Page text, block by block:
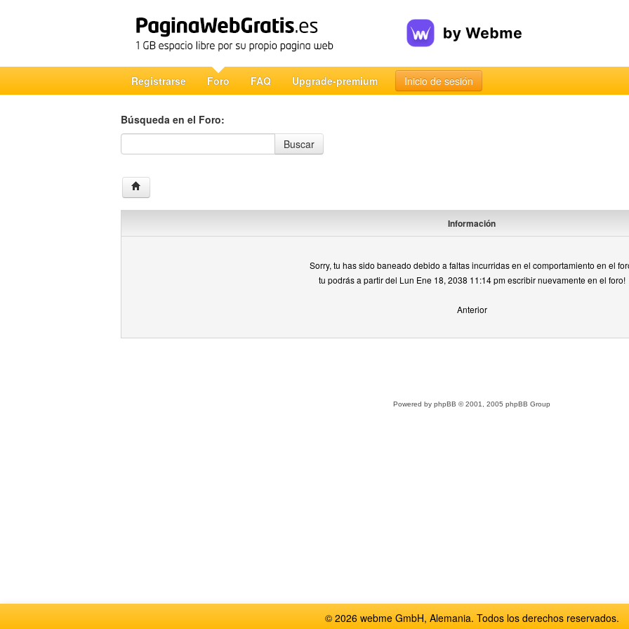
Registrarse Foro FAQ Upgrade-premium Inicio de sesión
Búsqueda en el Foro:
Búsqueda en el Foro
Buscar
Información
Sorry, tu has sido baneado debido a faltas incurridas en el comportamiento en el
tu podrás a partir del Lun Ene 18, 2038 11:14 pm escribir nuevamente en el foro!
Anterior
Powered by phpBB © 2001, 2005 phpBB Group
© 2026 webme GmbH, Alemania. Todos los derechos reservados.